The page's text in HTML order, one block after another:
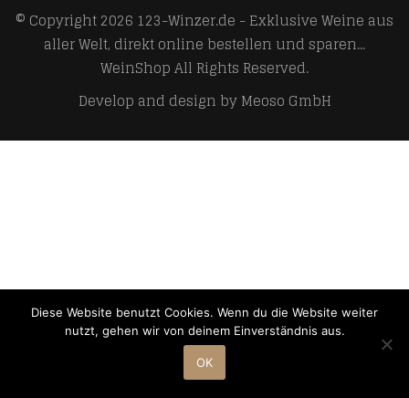
© Copyright 2026 123-Winzer.de - Exklusive Weine aus
aller Welt, direkt online bestellen und sparen...
WeinShopAll Rights Reserved.
Develop and design byMeoso GmbH
Diese Website benutzt Cookies. Wenn du die Website weiter
nutzt, gehen wir von deinem Einverständnis aus.
OK